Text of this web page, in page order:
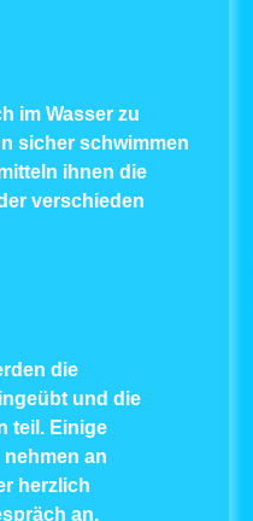
im Wasser zu
sicher schwimmen
ihnen die
verschieden
die
und die
teil. Einige
an
herzlich
an.